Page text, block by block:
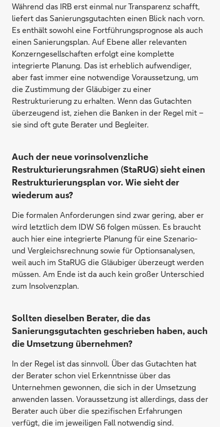
Während das IRB erst einmal nur Transparenz schafft,
liefert das Sanierungsgutachten einen Blick nach vorn.
Es enthält sowohl eine Fortführungsprognose als auch
einen Sanierungsplan. Auf Ebene aller relevanten
Konzerngesellschaften erfolgt eine komplette
integrierte Planung. Das ist erheblich aufwendiger,
aber fast immer eine notwendige Voraussetzung, um
die Zustimmung der Gläubiger zu einer
Restrukturierung zu erhalten. Wenn das Gutachten
überzeugend ist, ziehen die Banken in der Regel mit –
sie sind oft gute Berater und Begleiter.
Auch der neue vorinsolvenzliche
Restrukturierungsrahmen (StaRUG) sieht einen
Restrukturierungsplan vor. Wie sieht der
wiederum aus?
Die formalen Anforderungen sind zwar gering, aber er
wird letztlich dem IDW S6 folgen müssen. Es braucht
auch hier eine integrierte Planung für eine Szenario-
und Vergleichsrechnung sowie für Optionsanalysen,
weil auch im StaRUG die Gläubiger überzeugt werden
müssen. Am Ende ist da auch kein großer Unterschied
zum Insolvenzplan.
Sollten dieselben Berater, die das
Sanierungsgutachten geschrieben haben, auch
die Umsetzung übernehmen?
In der Regel ist das sinnvoll. Über das Gutachten hat
der Berater schon viel Erkenntnisse über das
Unternehmen gewonnen, die sich in der Umsetzung
anwenden lassen. Voraussetzung ist allerdings, dass der
Berater auch über die spezifischen Erfahrungen
verfügt, die im jeweiligen Fall notwendig sind.